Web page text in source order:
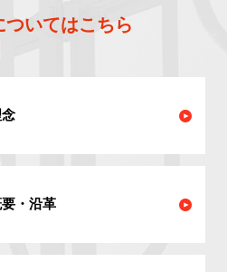
ついてはこちら
・沿革